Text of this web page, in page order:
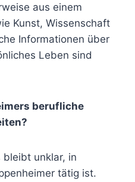
aus einem
Kunst, Wissenschaft
Informationen über
Leben sind
berufliche
bleibt unklar, in
tätig ist.